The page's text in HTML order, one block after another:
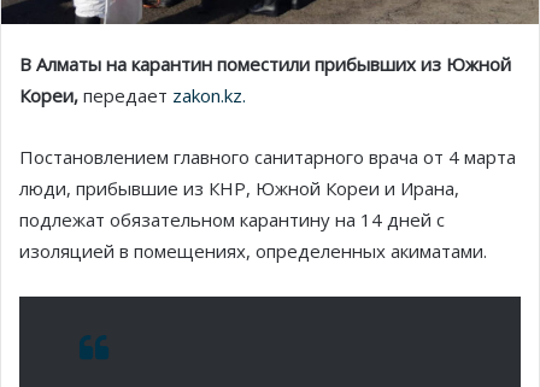
В Алматы на карантин поместили прибывших из Южной
Кореи, передает zakon.kz.
Постановлением главного санитарного врача от 4 марта
люди, прибывшие из КНР, Южной Кореи и Ирана,
подлежат обязательном карантину на 14 дней с
изоляцией в помещениях, определенных акиматами.